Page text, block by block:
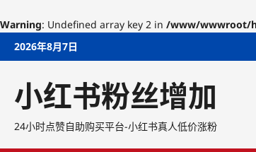
Warning: Undefined array key 2 in /www/wwwroot/
Skip2026年8月7日
小红书粉丝增加
24小时点赞自助购买平台-小红书真人低价涨粉